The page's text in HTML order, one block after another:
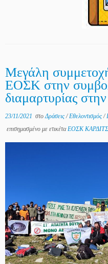
Μεγάλη
ΕΟΣΚ στην
διαμαρτυρίας
23/11/2021 στο Δράσεις / Εθελοντισμός /
επισημασμένο με ετικέτα ΕΟΣΚ